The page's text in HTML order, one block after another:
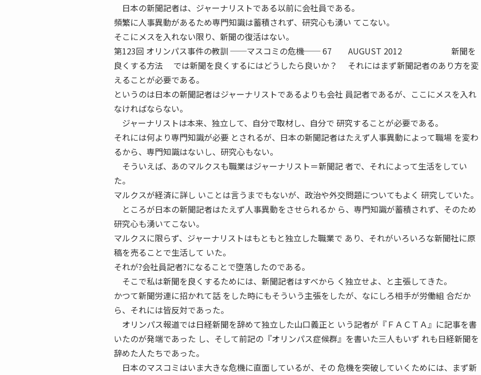
日本の新聞記者は、ジャーナリストである以前に会社員である。
頻繁に人事異動があるため専門知識は蓄積されず、研究心も湧い てこない。
そこにメスを入れない限り、新聞の復活はない。
第123回 オリンパス事件の教訓 ──マスコミの危機── 67 AUGUST 2012 新聞を
良くする方法 では新聞を良くするにはどうしたら良いか？ それにはまず新聞記者のあり方を変
えることが必要である。
というのは日本の新聞記者はジャーナリストであるよりも会社 員記者であるが、ここにメスを入れ
なければならない。
ジャーナリストは本来、独立して、自分で取材し、自分で 研究することが必要である。
それには何より専門知識が必要 とされるが、日本の新聞記者はたえず人事異動によって職場 を変わ
るから、専門知識はないし、研究心もない。
そういえば、あのマルクスも職業はジャーナリスト＝新聞記 者で、それによって生活をしてい
た。
マルクスが経済に詳し いことは言うまでもないが、政治や外交問題についてもよく 研究していた。
ところが日本の新聞記者はたえず人事異動をさせられるか ら、専門知識が蓄積されず、そのため
研究心も湧いてこない。
マルクスに限らず、ジャーナリストはもともと独立した職業で あり、それがいろいろな新聞社に原
稿を売ることで生活して いた。
それが?会社員記者?になることで堕落したのである。
そこで私は新聞を良くするためには、新聞記者はすべから く独立せよ、と主張してきた。
かつて新聞労連に招かれて話 をした時にもそういう主張をしたが、なにしろ相手が労働組 合だか
ら、それには皆反対であった。
オリンパス報道では日経新聞を辞めて独立した山口義正と いう記者が『ＦＡＣＴＡ』に記事を書
いたのが発端であった し、そして前記の『オリンパス症候群』を書いた三人もいず れも日経新聞を
辞めた人たちであった。
日本のマスコミはいま大きな危機に直面しているが、その 危機を突破していくためには、まず新